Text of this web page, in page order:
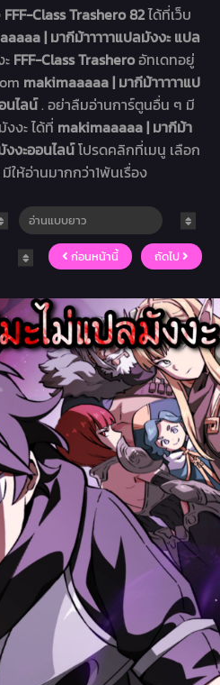
FFF-Class Trashero 82ได้ที่เว็บ
| มากีม้าาาาาแปลมังงะ แปล
FFF-Class Trasheroอัทเดทอยู่
makimaaaaa | มากีม้าาาาาแป
นไลน์. อย่าลืมอ่านการ์ตูนอื่น ๆ มี
งะ ได้ที่ makimaaaaa | มากีม้า
งงะออนไลน์โปรดคลิกที่เมนู เลือก
ให้อ่านมากกว่า1พันเรื่อง
ก่อนหน้านี้ ถัดไป